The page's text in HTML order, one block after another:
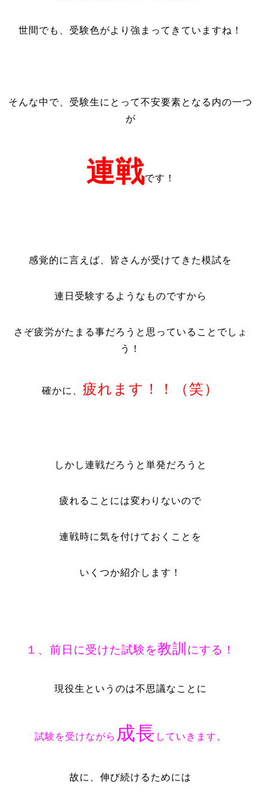
世間でも、受験色がより強まってきていますね！
そんな中で、受験生にとって不安要素となる内の一つ
が
連戦です！
感覚的に言えば、皆さんが受けてきた模試を
連日受験するようなものですから
さぞ疲労がたまる事だろうと思っていることでしょ
う！
確かに、疲れます！！（笑）
しかし連戦だろうと単発だろうと
疲れることには変わりないので
連戦時に気を付けておくことを
いくつか紹介します！
１、前日に受けた試験を教訓 にする！
現役生というのは不思議なことに
試験を受けながら 成長 していきます。
故に、伸び続けるためには